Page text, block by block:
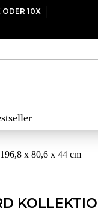
10X
x 80,6 x 44 cm